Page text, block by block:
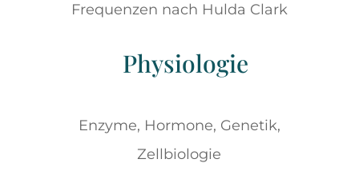
Frequenzen nach Hulda Clark
Physiologie
Enzyme, Hormone, Genetik,
Zellbiologie